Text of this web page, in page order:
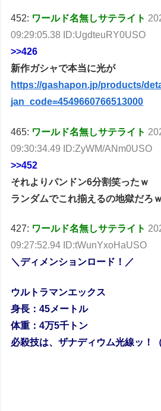
452: ワールド名無しサテライト
09:29:05.38 ID:UgdteuRY0USO
>>426
新作ガシャで本当に光が
https://gashapon.jp/products/
jan_code=4549660766513000
465: ワールド名無しサテライト
09:30:34.49 ID:ZyWM/ANm0USO
>>452
それよりパンドン6分割笑ったｗ
ランダムでこれ揃えるの地獄だろ
427: ワールド名無しサテライト
09:27:52.94 ID:tWunYxoHaUSO
＼ディメンションロード！／
ウルトラマンエックス
身長：45メートル
体重：4万5千トン
必殺技は、ザナディウム光線ッ！